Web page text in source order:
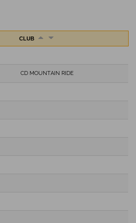
CLUB
CD MOUNTAIN RIDE